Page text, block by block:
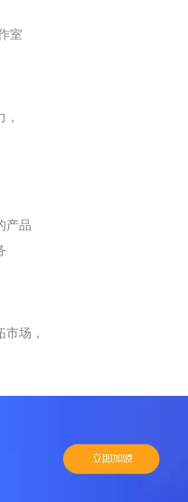
室
产品
场，